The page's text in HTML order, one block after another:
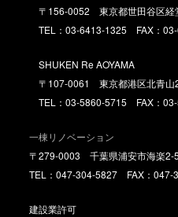
〒156-0052 東京都世田谷区経
TEL：03-6413-1325 FAX：
SHUKEN Re AOYAMA
〒107-0061 東京都港区北青山
TEL：03-5860-5715 FAX：
一棟リノベーション
〒279-0003 千葉県浦安市海楽2-
TEL：047-304-5827 FAX：047-
建設業許可